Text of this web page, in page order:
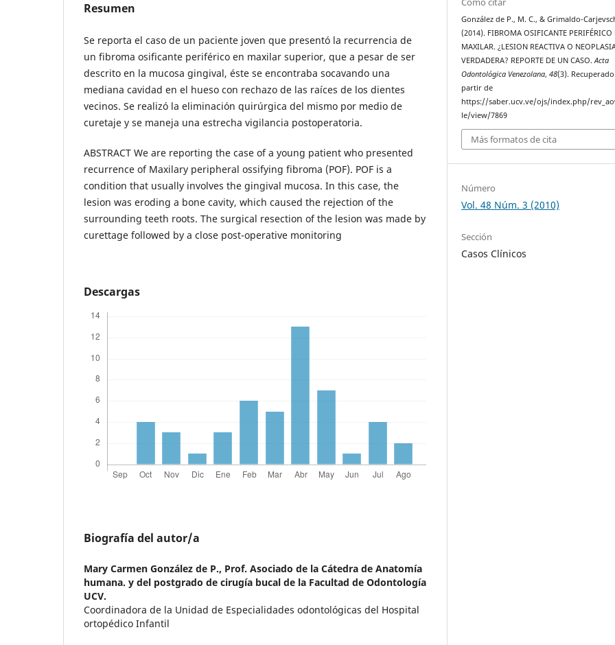
Resumen
Se reporta el caso de un paciente joven que presentó la recurrencia de
un fibroma osificante periférico en maxilar superior, que a pesar de ser
descrito en la mucosa gingival, éste se encontraba socavando una
mediana cavidad en el hueso con rechazo de las raíces de los dientes
vecinos. Se realizó la eliminación quirúrgica del mismo por medio de
curetaje y se maneja una estrecha vigilancia postoperatoria.
ABSTRACT We are reporting the case of a young patient who presented
recurrence of Maxilary peripheral ossifying fibroma (POF). POF is a
condition that usually involves the gingival mucosa. In this case, the
lesion was eroding a bone cavity, which caused the rejection of the
surrounding teeth roots. The surgical resection of the lesion was made by
curettage followed by a close post-operative monitoring
Descargas
Biografía del autor/a
Mary Carmen González de P., Prof. Asociado de la Cátedra de Anatomía
humana. y del postgrado de cirugía bucal de la Facultad de Odontología
UCV.
Coordinadora de la Unidad de Especialidades odontológicas del Hospital
ortopédico Infantil
González de P., M. C., & Grimaldo-
(2014). FIBROMA OSIFICANTE PERIFÉRICO
MAXILAR. ¿LESION REACTIVA O
VERDADERA? REPORTE DE UN CASO.Acta
Odontológica Venezolana,48(3).
partir de
https://saber.ucv.ve/ojs/index.php/
le/view/7869
Más formatos de cita
Número
Vol. 48 Núm. 3 (2010)
Sección
Casos Clínicos